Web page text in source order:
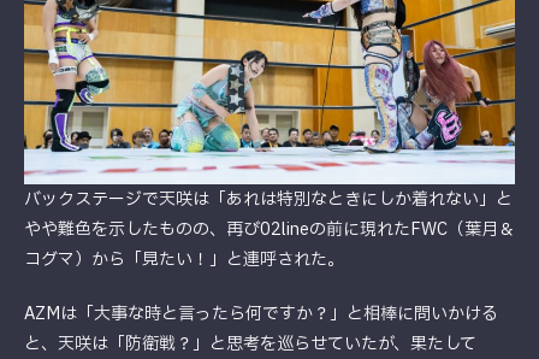
バックステージで天咲は「あれは特別なときにしか着れない」と
やや難色を示したものの、再び02lineの前に現れたFWC（葉月＆
コグマ）から「見たい！」と連呼された。
AZMは「大事な時と言ったら何ですか？」と相棒に問いかける
と、天咲は「防衛戦？」と思考を巡らせていたが、果たして